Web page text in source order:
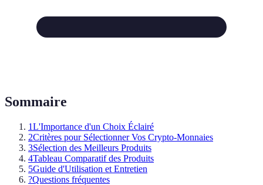
Sommaire
1L'Importance d'un Choix Éclairé
2Critères pour Sélectionner Vos Crypto-Monnaies
3Sélection des Meilleurs Produits
4Tableau Comparatif des Produits
5Guide d'Utilisation et Entretien
?Questions fréquentes